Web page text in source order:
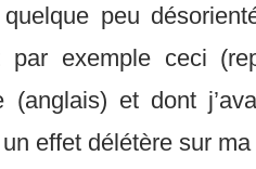
peu
par exemple ceci
(anglais) et dont
effet délétère sur